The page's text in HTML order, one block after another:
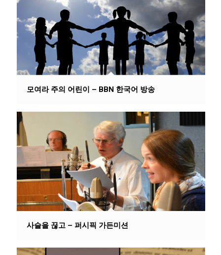
모여라 주의 어린이 – BBN 한국어 방송
사슬을 끊고 – 퍼시픽 가든미션